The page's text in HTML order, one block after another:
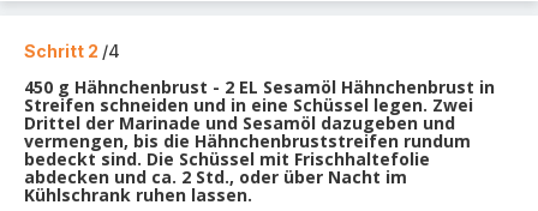
Schritt 2 /4
450 g Hähnchenbrust - 2 EL Sesamöl Hähnchenbrust in
Streifen schneiden und in eine Schüssel legen. Zwei
Drittel der Marinade und Sesamöl dazugeben und
vermengen, bis die Hähnchenbruststreifen rundum
bedeckt sind. Die Schüssel mit Frischhaltefolie
abdecken und ca. 2 Std., oder über Nacht im
Kühlschrank ruhen lassen.